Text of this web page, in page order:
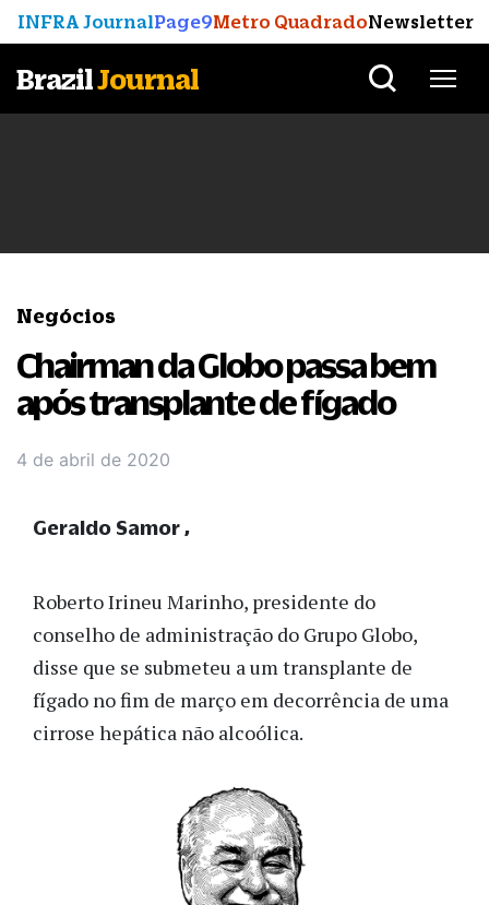
INFRA JournalPage9Metro QuadradoNewsletter
BrazilJournal
Negócios
Chairman da Globo passa bem
após transplante de fígado
4 de abril de 2020
Roberto Irineu Marinho, presidente do
conselho de administração do Grupo Globo,
disse que se submeteu a um transplante de
fígado no fim de março em decorrência de uma
cirrose hepática não alcoólica.
Geraldo Samor